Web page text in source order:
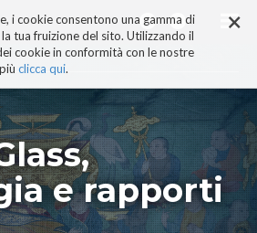
×
i cookie consentono una gamma di
tua fruizione del sito. Utilizzando il
cookie in conformità con le nostre
clicca qui.
ai
contenuti.
|
alla
navigazione
e rapporti